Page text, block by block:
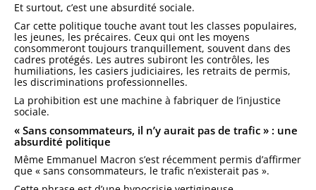
Et surtout, c’est une absurdité sociale.
Car cette politique touche avant tout les classes populaires,
les jeunes, les précaires. Ceux qui ont les moyens
consommeront toujours tranquillement, souvent dans des
cadres protégés. Les autres subiront les contrôles, les
humiliations, les casiers judiciaires, les retraits de permis,
les discriminations professionnelles.
La prohibition est une machine à fabriquer de l’injustice
sociale.
« Sans consommateurs, il n’y aurait pas de trafic » : une
absurdité politique
Même Emmanuel Macron s’est récemment permis d’affirmer
que « sans consommateurs, le trafic n’existerait pas ».